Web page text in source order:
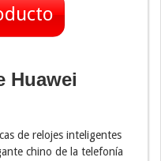
Huawei
de relojes inteligentes
chino de la telefonía